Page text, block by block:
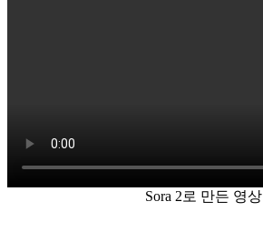
Sora 2로 만든 영상